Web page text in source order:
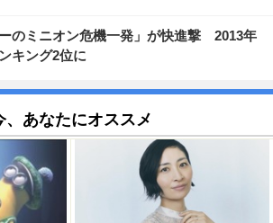
ーのミニオン危機一発」が快進撃 2013年
キング2位に
、あなたにオススメ